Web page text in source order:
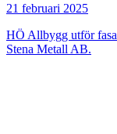
21 februari 2025
HÖ Allbygg utför
Stena Metall AB.